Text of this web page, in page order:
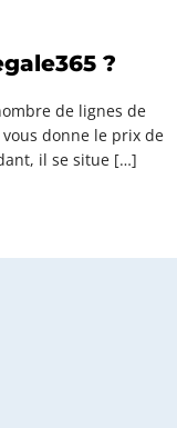
?
de lignes de
donne le prix de
il se situe […]